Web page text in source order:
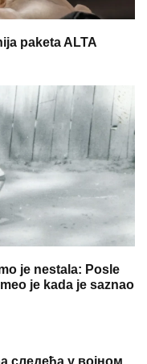
paketa ALTA
je nestala: Posle
je kada je saznao
следећа у војном